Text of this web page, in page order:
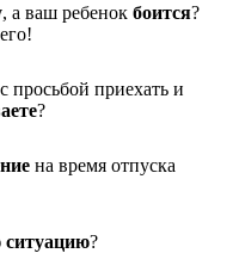
, а ваш ребенок боится?
с просьбой приехать и
?
на время отпуска
?